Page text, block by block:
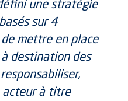
une stratégie
sur 4
mettre en place
destination des
acteur à titre